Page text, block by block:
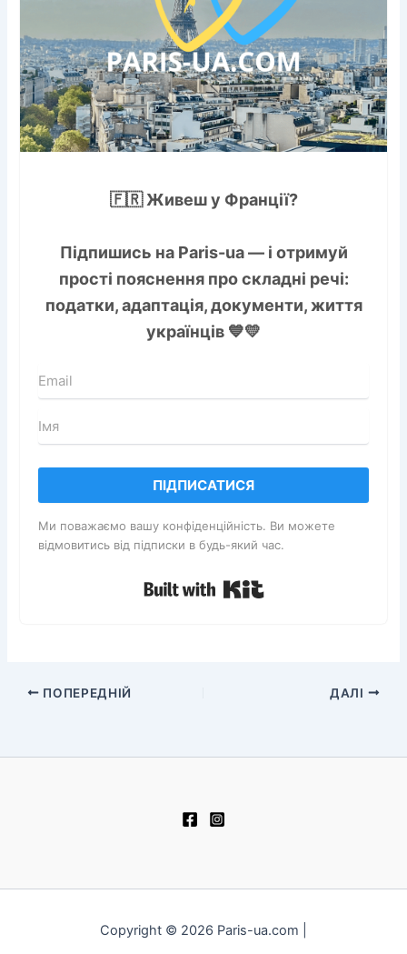
🇫🇷 Живеш у Франції?
Підпишись на Paris-ua— і отримуй
прості пояснення про складні речі:
податки, адаптація, документи, життя
українців 💙💛
ПІДПИСАТИСЯ
Ми поважаємо вашу конфіденційність. Ви можете
відмовитись від підписки в будь-який час.
ПОПЕРЕДНІЙ ДАЛІ
Copyright © 2026 Paris-ua.com |